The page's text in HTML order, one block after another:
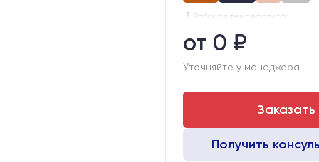
Рабочая температура:
Размер станка, мм:
Производитель лазерного
от 0 ₽
Уточняйте у менеджера
Заказать
Получить